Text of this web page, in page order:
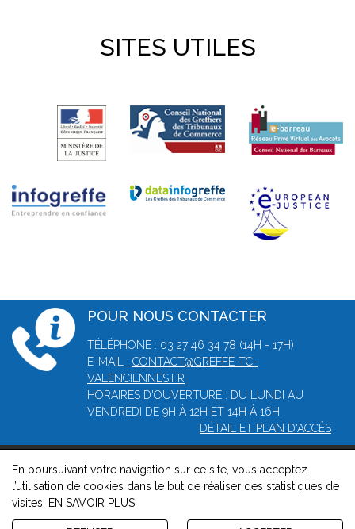
SITES UTILES
POUR NOUS CONTACTER
TÉLÉPHONE : 03 27 46 34 78 (14H - 17H)
E-MAIL : CONTACT@GREFFE-TC-
VALENCIENNES.FR
HORAIRES D'OUVERTURE : DU LUNDI AU
VENDREDI DE 9H À 12H ET 14H À 16H.
DÉTAIL ET PLAN D'ACCÈS
© 2026, Greffe du tribunal de commerce de Valenciennes -
Mentions légales-Contact -Gestion des cookies-Politique de
confidentialité et de cookies
En poursuivant votre navigation sur ce site, vous acceptez
l’utilisation de cookies dans le but de réaliser des statistiques de
visites.
EN SAVOIR PLUS